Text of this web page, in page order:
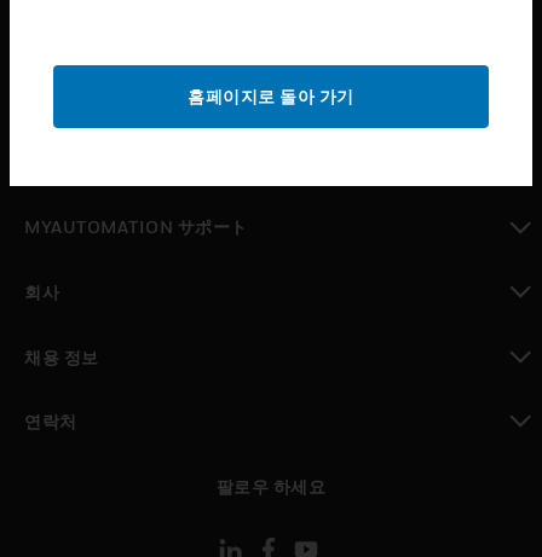
MYAUTOMATION サポート
회사
채용 정보
연락처
팔로우 하세요
홈페이지로 돌아 가기